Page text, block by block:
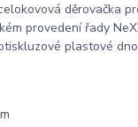
děrovačka
provedení řady
plastové